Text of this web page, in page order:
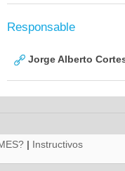
Responsable
Jorge Alberto
| Instructivos